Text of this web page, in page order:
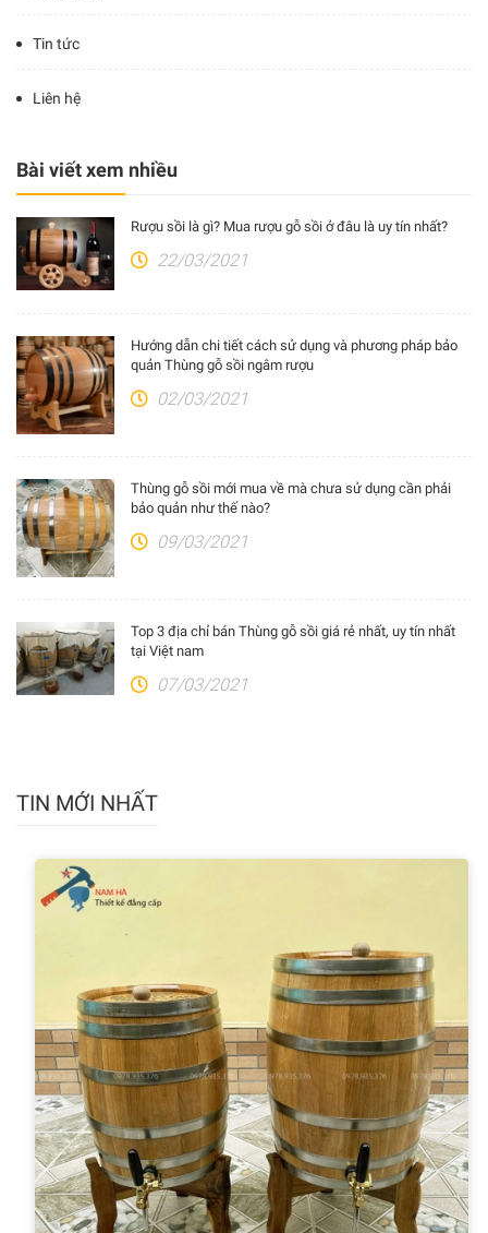
Tin tức
Liên hệ
Bài viết xem nhiều
Rượu sồi là gì? Mua rượu gỗ sồi ở đâu là uy tín nhất?
22/03/2021
Hướng dẫn chi tiết cách sử dụng và phương pháp bảo
quản Thùng gỗ sồi ngâm rượu
02/03/2021
Thùng gỗ sồi mới mua về mà chưa sử dụng cần phải
bảo quản như thế nào?
09/03/2021
Top 3 địa chỉ bán Thùng gỗ sồi giá rẻ nhất, uy tín nhất
tại Việt nam
07/03/2021
TIN MỚI NHẤT